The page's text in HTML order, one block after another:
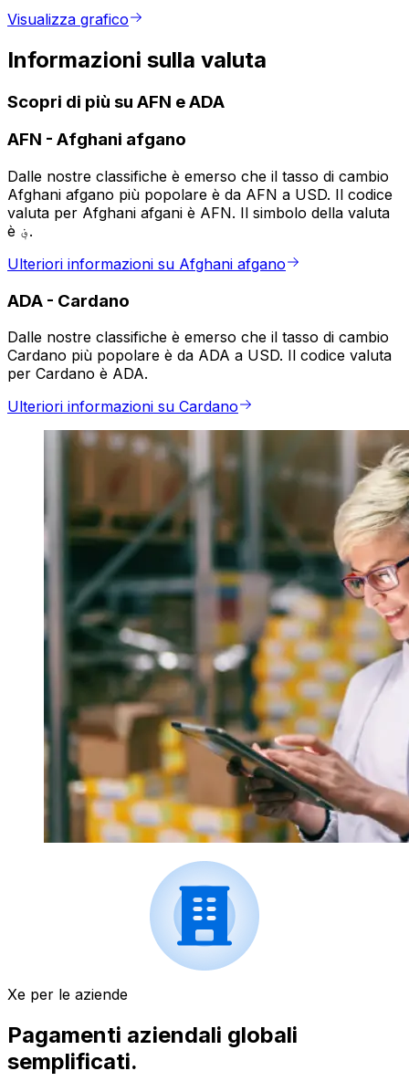
Visualizza grafico
Informazioni sulla valuta
Scopri di più su AFN e ADA
AFN - Afghani afgano
Dalle nostre classifiche è emerso che il tasso di cambio
Afghani afgano più popolare è da AFN a USD. Il codice
valuta per Afghani afgani è AFN. Il simbolo della valuta
è ؋.
Ulteriori informazioni su Afghani afgano
ADA - Cardano
Dalle nostre classifiche è emerso che il tasso di cambio
Cardano più popolare è da ADA a USD. Il codice valuta
per Cardano è ADA.
Ulteriori informazioni su Cardano
Xe per le aziende
Pagamenti aziendali globali
semplificati.